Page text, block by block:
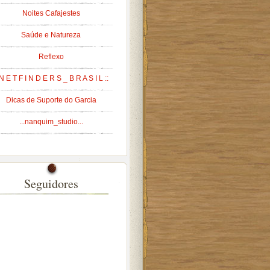
Noites Cafajestes
Saúde e Natureza
Reflexo
E T F I N D E R S _ B R A S I L ::
Dicas de Suporte do Garcia
...nanquim_studio...
Seguidores